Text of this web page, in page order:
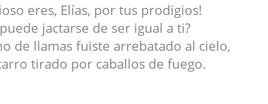
eres, Elías, por tus prodigios!
jactarse de ser igual a ti?
de llamas fuiste arrebatado al cielo,
tirado por caballos de fuego.